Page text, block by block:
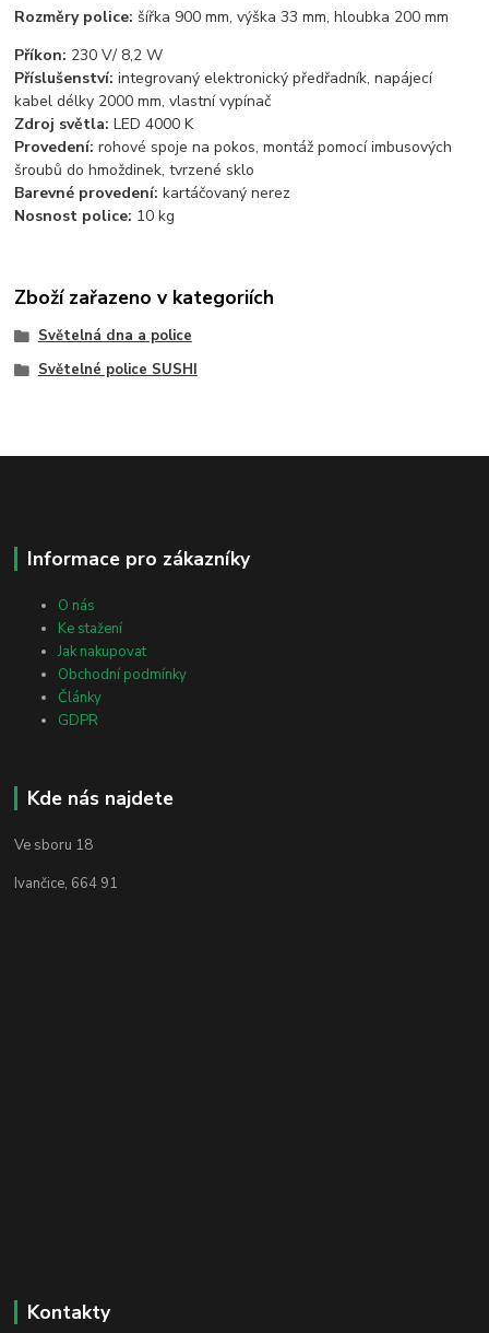
Rozměry police: šířka 900 mm, výška 33 mm, hloubka 200 mm
Příkon: 230 V/ 8,2 W
Příslušenství: integrovaný elektronický předřadník, napájecí
kabel délky 2000 mm, vlastní vypínač
Zdroj světla: LED 4000 K
Provedení: rohové spoje na pokos, montáž pomocí imbusových
šroubů do hmoždinek, tvrzené sklo
Barevné provedení: kartáčovaný nerez
Nosnost police: 10 kg
Zboží zařazeno v kategoriích
Světelná dna a police
Světelné police SUSHI
Informace pro zákazníky
O nás
Ke stažení
Jak nakupovat
Obchodní podmínky
Články
GDPR
Kde nás najdete
Ve sboru 18
Ivančice, 664 91
Kontakty